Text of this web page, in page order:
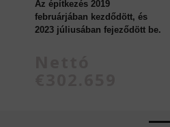
Az építkezés 2019
februárjában kezdődött, és
2023 júliusában fejeződött be.